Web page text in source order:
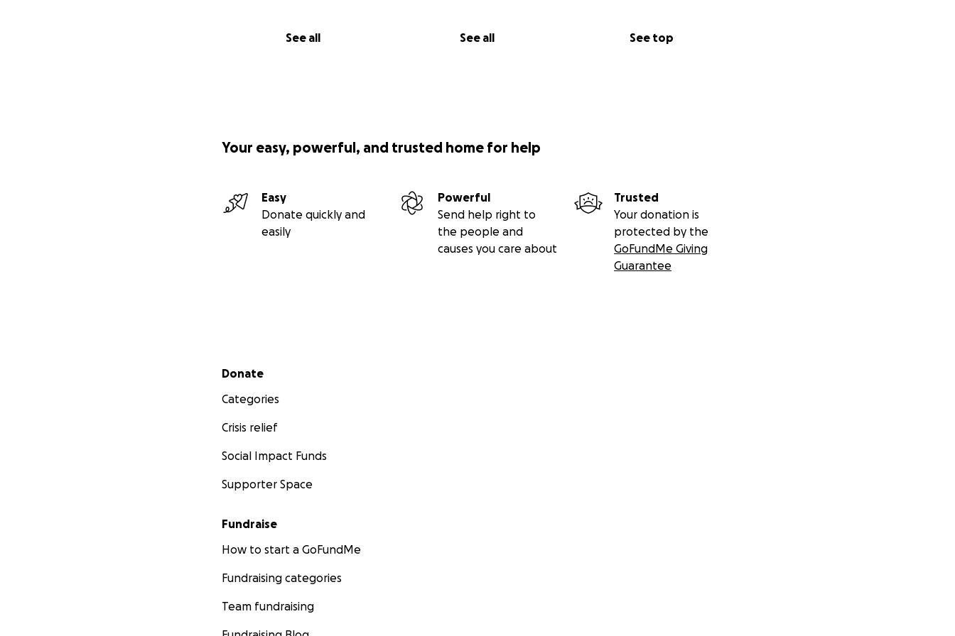
See all See all See top
Your easy, powerful, and trusted home for help
Easy
Donate quickly and
easily
Powerful
Send help right to
the people and
causes you care about
Trusted
Your donation is
protected by the
GoFundMe Giving
Guarantee
Secondary menu
Donate
Categories
Crisis relief
Social Impact Funds
Supporter Space
Fundraise
How to start a GoFundMe
Fundraising categories
Team fundraising